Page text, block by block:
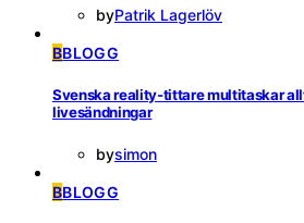
byPatrik Lagerlöv
BBLOGG
Svenska reality-tittare multitaskar
livesändningar
bysimon
BBLOGG